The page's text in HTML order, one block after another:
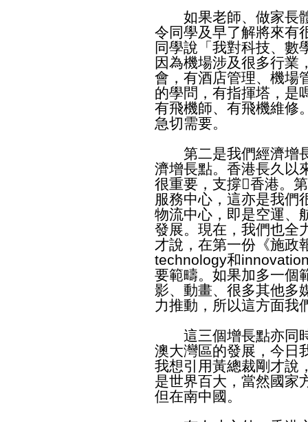
如果老師、做家長體
令同學及早了解將來有
同學說「我對科技、數
因為機場涉及很多行業
會，有酒店管理、機場
的學問，有指揮塔，是
有飛機師、有飛機維修
急切需要。
第二是我們經濟增長
濟增長點。香港長久以
很重要，支撐香港。
服務中心，這亦是我們
物流中心，即是空運、
發展。現在，我們也全
才說，在第一份《施政
technology和
要範疇。如果加多一個
影、動畫、很多其他多
力推動，所以這方面我
這三個增長點亦同時
澳大灣區的發展，今日
我想引用黃總裁剛才說
是世界百大，當然國家
但在南中國。